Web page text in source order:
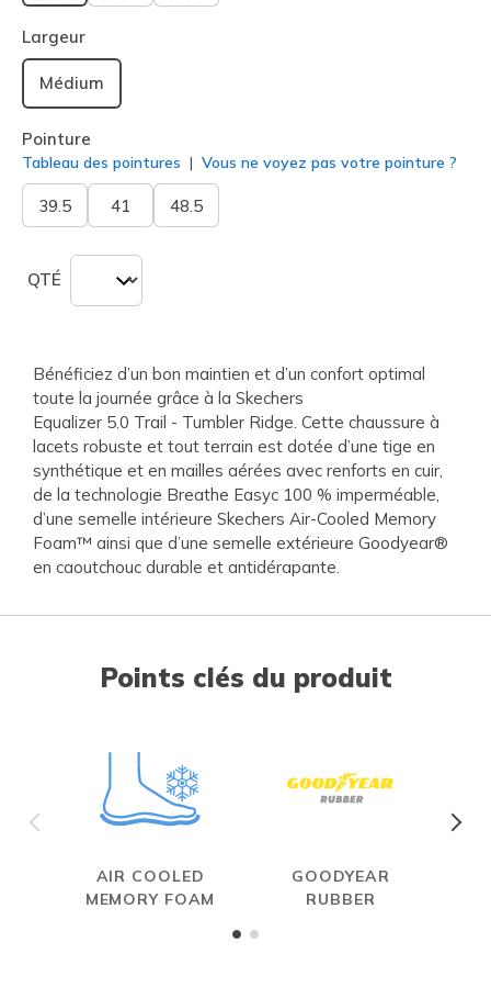
sélectionné
Largeur
Médium
Pointure
Tableau des pointures Vous ne voyez pas votre pointure ?
39.5 41 48.5
QTÉ
Bénéficiez d’un bon maintien et d’un confort optimal
toute la journée grâce à la Skechers
Equalizer 5.0 Trail - Tumbler Ridge. Cette chaussure à
lacets robuste et tout terrain est dotée d’une tige en
synthétique et en mailles aérées avec renforts en cuir,
de la technologie Breathe Easyc 100 % imperméable,
d’une semelle intérieure Skechers Air-Cooled Memory
Foam™ ainsi que d’une semelle extérieure Goodyear®
en caoutchouc durable et antidérapante.
Points clés du produit
AIR COOLED
MEMORY FOAM
GOODYEAR
RUBBER